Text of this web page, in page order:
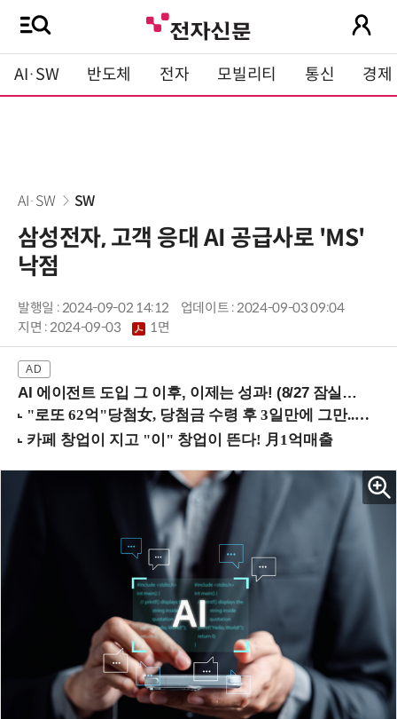
AI·SW 반도체 전자 모빌리티 통신 경제
AI·SW SW
삼성전자, 고객 응대 AI 공급사로 'MS'
낙점
발행일 : 2024-09-02 14:12
업데이트 : 2024-09-03 09:04
지면 :2024-09-03 1면
AI 에이전트 도입 그 이후, 이제는 성과! (8/27 잠실역)